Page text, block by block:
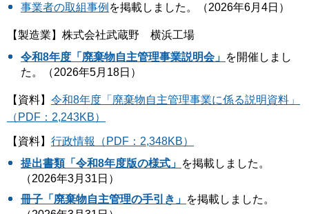
事業者の取組事例 を掲載しました。（2026年6月4日）
【製造業】株式会社武蔵野 横浜工場
令和8年度「廃棄物自主管理事業説明会」 を開催しまし
た。（2026年5月18日）
【資料】 令和8年度「廃棄物自主管理事業に係る説明資料」
（PDF：2,243KB）
【資料】 行政情報（PDF：2,348KB）
提出書類「令和8年度版の様式」 を掲載しました。
（2026年3月31日）
冊子「廃棄物自主管理の手引き」 を掲載しました。